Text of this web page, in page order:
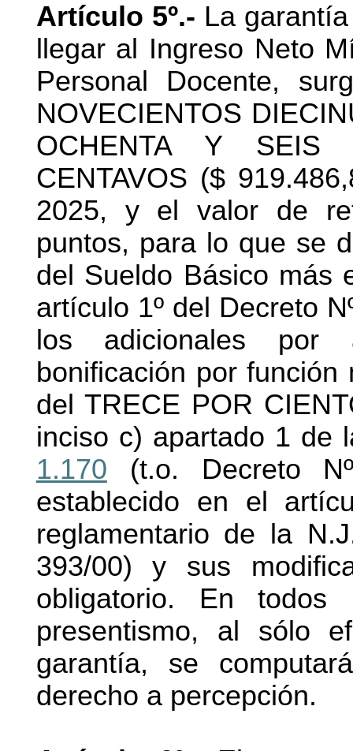
Artículo 5º.- La
llegar al Ingreso Neto
Personal Docente,
NOVECIENTOS
OCHENTA Y SEIS
CENTAVOS ($
2025, y el valor de
puntos, para lo que se
del Sueldo Básico más
artículo 1º del Decreto
los adicionales por
bonificación por
del TRECE POR
inciso c) apartado 1 de
1.170 (t.o. Decreto
establecido en el
reglamentario de la
393/00) y sus
obligatorio. En
presentismo, al sólo
garantía, se
derecho a percepción.